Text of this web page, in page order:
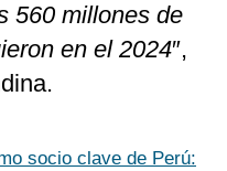
560 millones de
en el 2024″,
socio clave de Perú: